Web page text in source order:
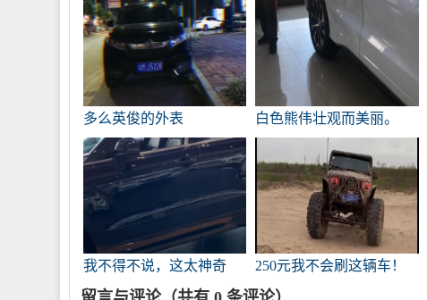
多么英俊的外表 白色熊伟壮观而美丽。
我不得不说，这太神奇
了。真的很美。
250元我不会刷这辆车！